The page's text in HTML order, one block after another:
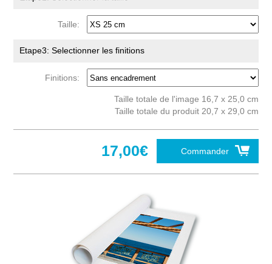
Taille:
Etape3: Selectionner les finitions
Finitions:
Taille totale de l'image 16,7 x 25,0 cm
Taille totale du produit 20,7 x 29,0 cm
Commander
17,00€